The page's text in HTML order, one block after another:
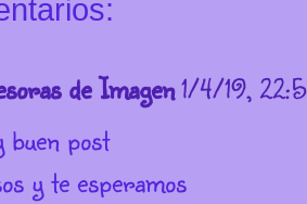
de Imagen1/4/19,
buen post
y te esperamos